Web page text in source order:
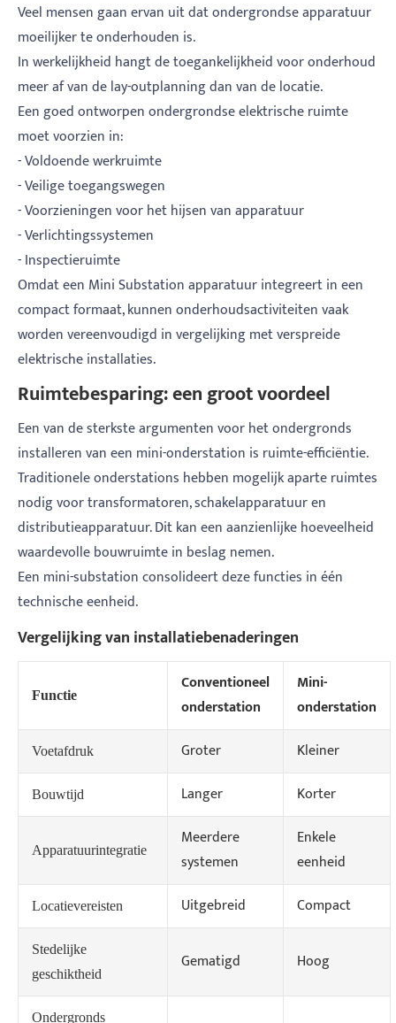
Veel mensen gaan ervan uit dat ondergrondse apparatuur
moeilijker te onderhouden is.
In werkelijkheid hangt de toegankelijkheid voor onderhoud
meer af van de lay-outplanning dan van de locatie.
Een goed ontworpen ondergrondse elektrische ruimte
moet voorzien in:
- Voldoende werkruimte
- Veilige toegangswegen
- Voorzieningen voor het hijsen van apparatuur
- Verlichtingssystemen
- Inspectieruimte
Omdat een Mini Substation apparatuur integreert in een
compact formaat, kunnen onderhoudsactiviteiten vaak
worden vereenvoudigd in vergelijking met verspreide
elektrische installaties.
Ruimtebesparing: een groot voordeel
Een van de sterkste argumenten voor het ondergronds
installeren van een mini-onderstation is ruimte-efficiëntie.
Traditionele onderstations hebben mogelijk aparte ruimtes
nodig voor transformatoren, schakelapparatuur en
distributieapparatuur. Dit kan een aanzienlijke hoeveelheid
waardevolle bouwruimte in beslag nemen.
Een mini-substation consolideert deze functies in één
technische eenheid.
Vergelijking van installatiebenaderingen
Functie
Conventioneel
onderstation
Mini-
onderstation
Voetafdruk Groter Kleiner
Bouwtijd Langer Korter
Apparatuurintegratie
Meerdere
systemen
Enkele
eenheid
Locatievereisten Uitgebreid Compact
Stedelijke
geschiktheid
Gematigd Hoog
Ondergronds